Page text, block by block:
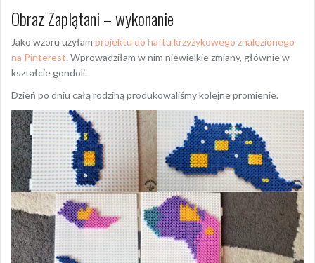
Obraz Zaplątani – wykonanie
Jako wzoru użyłam projektu do haftu krzyżykowego znalezionego
na Pinterest. Wprowadziłam w nim niewielkie zmiany, głównie w
kształcie gondoli.
Dzień po dniu całą rodziną produkowaliśmy kolejne promienie.